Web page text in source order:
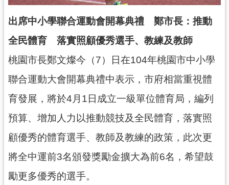
回
首
站
導
政
信
箱
見
出席中小學聯合運動會開幕典禮 鄭市長：推動
全民體育 落實照顧優秀選手、教練及教師
桃園市長鄭文燦今（7）日在104年桃園市中小學
聯合運動大會開幕典禮中表示，市府相當重視體
育發展，將於4月1日成立一級單位體育局，編列
預算、增加人力以推動競技及全民體育，落實照
顧優秀的體育選手、教師及教練的政策，此次更
將全中運前3名頒發獎勵金擴大為前6名，希望鼓
勵更多優秀的選手。